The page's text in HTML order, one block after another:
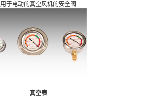
用于电动的真空风机的安全阀
真空表